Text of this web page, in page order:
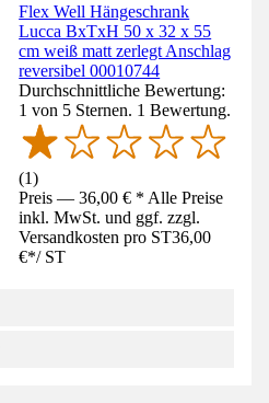
Flex Well Hängeschrank
Lucca BxTxH 50 x 32 x 55
cm weiß matt zerlegt Anschlag
reversibel 00010744
Durchschnittliche Bewertung:
1 von 5 Sternen. 1 Bewertung.
(1)
Preis — 36,00 € * Alle Preise
inkl. MwSt. und ggf. zzgl.
Versandkosten pro ST36,00
€*/ ST